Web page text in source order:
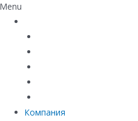
Menu
Компания